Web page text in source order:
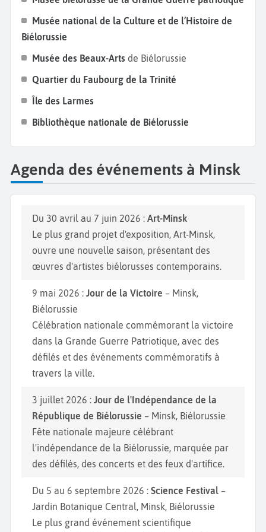
Musée national de la Culture et de l’Histoire de
Biélorussie
Musée des Beaux-Arts de Biélorussie
Quartier du Faubourg de la Trinité
Île des Larmes
Bibliothèque nationale de Biélorussie
Agenda des événements à Minsk
Du 30 avril au 7 juin 2026 : Art-Minsk
Le plus grand projet d'exposition, Art-Minsk,
ouvre une nouvelle saison, présentant des
œuvres d'artistes biélorusses contemporains.
9 mai 2026 : Jour de la Victoire – Minsk,
Biélorussie
Célébration nationale commémorant la victoire
dans la Grande Guerre Patriotique, avec des
défilés et des événements commémoratifs à
travers la ville.
3 juillet 2026 : Jour de l'Indépendance de la
République de Biélorussie – Minsk, Biélorussie
Fête nationale majeure célébrant
l'indépendance de la Biélorussie, marquée par
des défilés, des concerts et des feux d'artifice.
Du 5 au 6 septembre 2026 : Science Festival
–
Jardin Botanique Central, Minsk, Biélorussie
Le plus grand événement scientifique